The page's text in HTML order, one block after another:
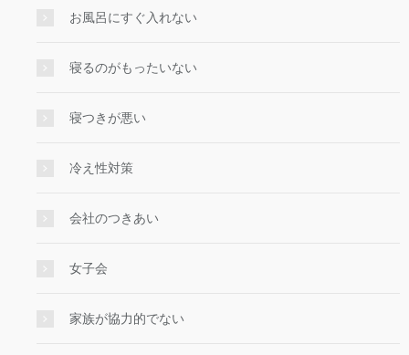
お風呂にすぐ入れない
寝るのがもったいない
寝つきが悪い
冷え性対策
会社のつきあい
女子会
家族が協力的でない